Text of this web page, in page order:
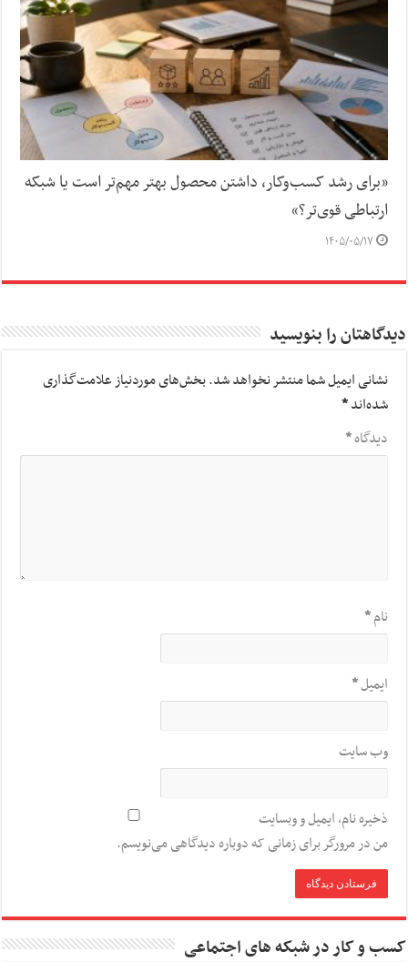
«برای رشد کسب‌وکار، داشتن محصول بهتر مهم‌تر است یا شبکه
ارتباطی قوی‌تر؟»
۱۴۰۵/۰۵/۱۷
دیدگاهتان را بنویسید
نشانی ایمیل شما منتشر نخواهد شد.بخش‌های موردنیاز علامت‌گذاری
شده‌اند*
دیدگاه*
نام*
ایمیل*
وب‌ سایت
ذخیره نام، ایمیل و وبسایت
من در مرورگر برای زمانی که دوباره دیدگاهی می‌نویسم.
کسب و کار در شبکه های اجتماعی